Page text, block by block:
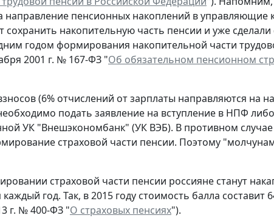
направление пенсионных накоплений в
сохранить накопительную часть пенсии и уже
годом формирования накопительной части
2001 г. № 167-ФЗ "Об обязательном пенсионном
(6% отчислений от зарплаты направляются на
подать заявление на вступление в НПФ
УК "Внешэкономбанк" (УК ВЭБ). В противном
страховой части пенсии. Поэтому
страховой части пенсии россияне станут
год. Так, в 2015 году стоимость балла составит
г. № 400-ФЗ "О страховых пенсиях").